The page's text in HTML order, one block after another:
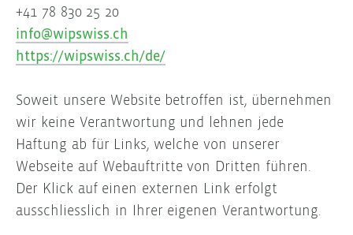
+41 78 830 25 20
info@wipswiss.ch
https://wipswiss.ch/de/
Soweit unsere Website betroffen ist, übernehmen
wir keine Verantwortung und lehnen jede
Haftung ab für Links, welche von unserer
Webseite auf Webauftritte von Dritten führen.
Der Klick auf einen externen Link erfolgt
ausschliesslich in Ihrer eigenen Verantwortung.